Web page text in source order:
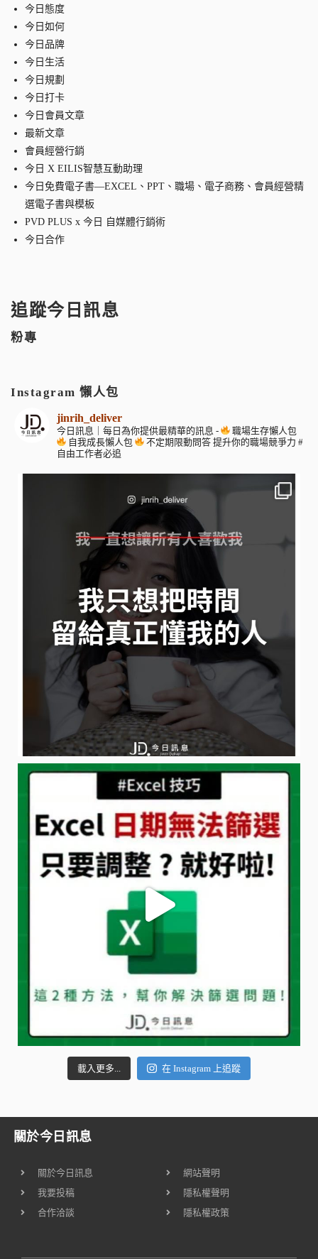
今日態度
今日如何
今日品牌
今日生活
今日規劃
今日打卡
今日會員文章
最新文章
會員經營行銷
今日 X EILIS智慧互動助理
今日免費電子書—EXCEL、PPT、職場、電子商務、會員經營精
選電子書與模板
PVD PLUS x 今日 自媒體行銷術
今日合作
追蹤今日訊息
粉專
Instagram 懶人包
jinrih_deliver
今日訊息｜每日為你提供最精華的訊息 -
職場生存懶人包
自我成長懶人包
不定期限動問答 提升你的職場競爭力 #
自由工作者必追
載入更多... 在 Instagram 上追蹤
關於今日訊息
關於今日訊息
我要投稿
合作洽談
網站聲明
隱私權聲明
隱私權政策